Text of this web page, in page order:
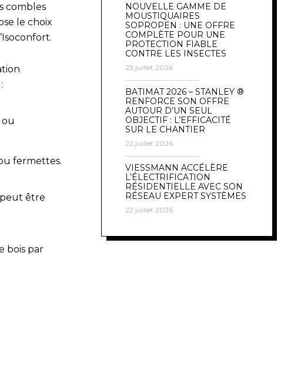
combles
le choix
fermettes.
peut être
bois par
NOUVELLE GAMME DE
MOUSTIQUAIRES
SOPROPEN : UNE OFFRE
COMPLÈTE POUR UNE
PROTECTION FIABLE
CONTRE LES INSECTES
23 juillet 2026
BATIMAT 2026 – STANLEY ®
RENFORCE SON OFFRE
AUTOUR D’UN SEUL
OBJECTIF : L’EFFICACITÉ
SUR LE CHANTIER
22 juillet 2026
VIESSMANN ACCÉLÈRE
L’ÉLECTRIFICATION
RÉSIDENTIELLE AVEC SON
RÉSEAU EXPERT SYSTÈMES
22 juillet 2026